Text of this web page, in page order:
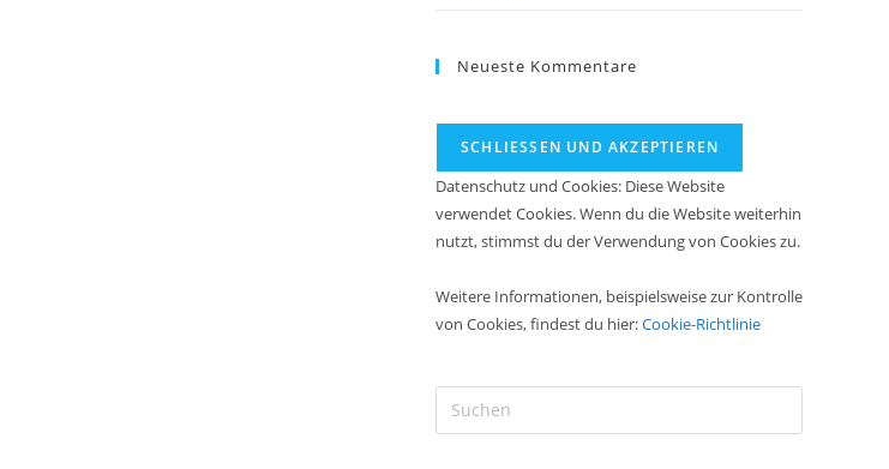
Neueste Kommentare
Datenschutz und Cookies: Diese Website
verwendet Cookies. Wenn du die Website weiterhin
nutzt, stimmst du der Verwendung von Cookies zu.
Weitere Informationen, beispielsweise zur Kontrolle
von Cookies, findest du hier:Cookie-Richtlinie
Escape